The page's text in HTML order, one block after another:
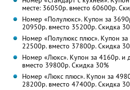
месте: 36050р. вместо 60600р.
Номер «Полулюкс». Купон за
20950р. вместо 35200р. Скидка
Номер «Полулюкс плюс». Купон
22500р. вместо 37800р. Скидка
Номер «Люкс». Купон за 4160р. и
вместо 39800р. Скидка 30%
Номер «Люкс плюс». Купон за
28200р. вместо 47400р. Скидка